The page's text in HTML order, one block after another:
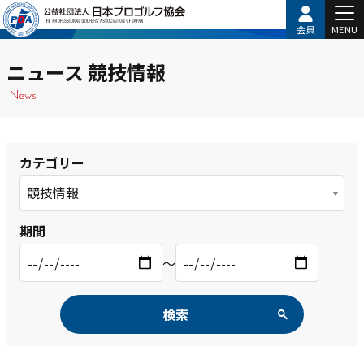
会員 MENU
ニュース 競技情報
News
カテゴリー
競技情報
期間
〜
検索